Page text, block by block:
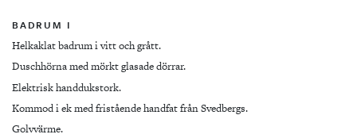
BADRUM I
Helkaklat badrum i vitt och grått.
Duschhörna med mörkt glasade dörrar.
Elektrisk handdukstork.
Kommod i ek med fristående handfat från Svedbergs.
Golvvärme.